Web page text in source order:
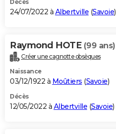
Décès
24/07/2022 à Albertville (Savoie)
Raymond HOTE (99 ans)
Créer une cagnotte obsèques
Naissance
03/12/1922 à Moûtiers (Savoie)
Décès
12/05/2022 à Albertville (Savoie)